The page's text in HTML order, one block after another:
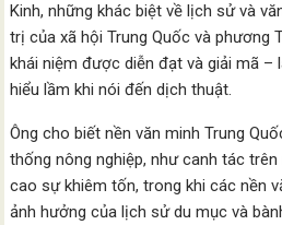
Kinh, những khác biệt về lịch sử và
trị của xã hội Trung Quốc và phương
khái niệm được diễn đạt và giải mã –
hiểu lầm khi nói đến dịch thuật.
Ông cho biết nền văn minh Trung
thống nông nghiệp, như canh tác
cao sự khiêm tốn, trong khi các nền
ảnh hưởng của lịch sử du mục và